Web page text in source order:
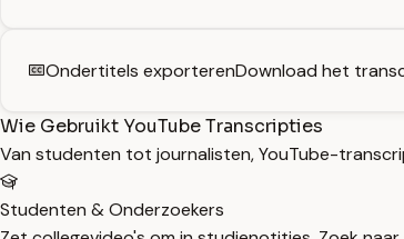
Ondertitels exporterenDownload het
Wie Gebruikt YouTube Transcripties
Van studenten tot journalisten, YouTube-
Studenten & Onderzoekers